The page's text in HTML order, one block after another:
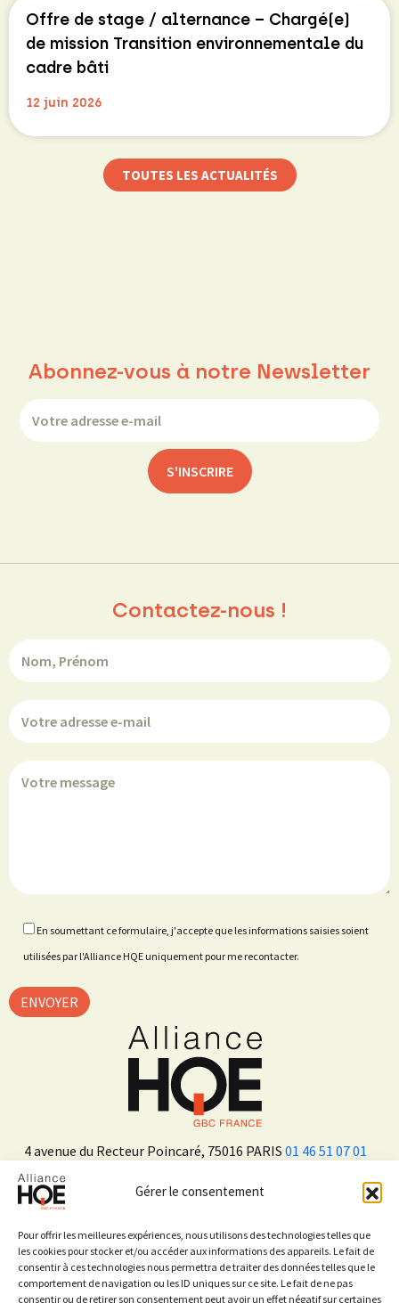
Gérer le consentement
Pour offrir les meilleures expériences, nous utilisons des technologies telles que
les cookies pour stocker et/ou accéder aux informations des appareils. Le fait de
consentir à ces technologies nous permettra de traiter des données telles que le
comportement de navigation ou les ID uniques sur ce site. Le fait de ne pas
consentir ou de retirer son consentement peut avoir un effet négatif sur certaines
Offre de stage / alternance – Chargé(e)
de mission Transition environnementale du
cadre bâti
12 juin 2026
TOUTES LES ACTUALITÉS
Abonnez-vous à notre Newsletter
4 avenue du Recteur Poincaré, 75016 PARIS 01 46 51 07 01
Sur les réseaux sociaux
Contactez-nous !
En soumettant ce formulaire, j'accepte que les informations saisies soient
utilisées par l'Alliance HQE uniquement pour me recontacter.